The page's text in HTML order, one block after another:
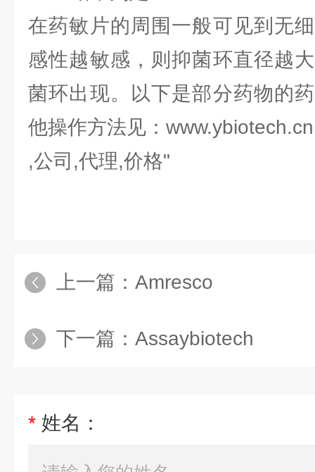
在药敏片的周围一般可见到无
感性越敏感，则抑菌环直径越
菌环出现。以下是部分药物的
他操作方法见：www.ybiotech.cn
,公司,代理,价格"
上一篇： Amresco
下一篇： Assaybiotech
* 姓名：